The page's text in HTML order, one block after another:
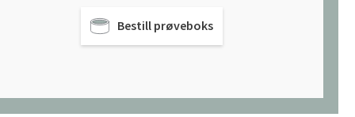
Bestill prøveboks